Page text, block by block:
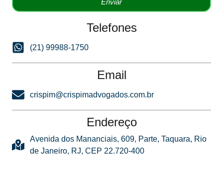
Enviar
Telefones
(21) 99988-1750
Email
crispim@crispimadvogados.com.br
Endereço
Avenida dos Mananciais, 609, Parte, Taquara, Rio
de Janeiro, RJ, CEP 22.720-400